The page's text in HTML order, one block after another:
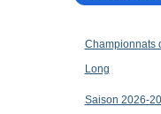
Championnats
Long
Saison 2026-